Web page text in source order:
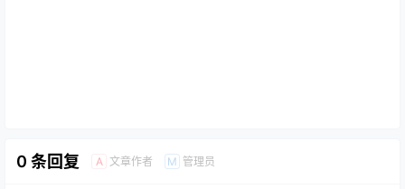
0 条回复 A 文章作者 M 管理员